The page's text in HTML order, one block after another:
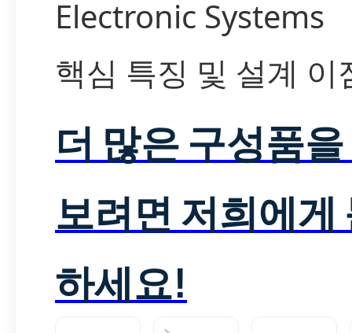
Electronic Systems
핵심 특징 및 설계 이
더 많은 구성품
보려면 저희에게
하세요!